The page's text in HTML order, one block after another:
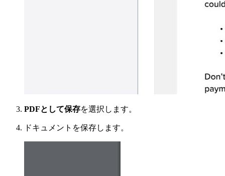
PDFとして保存を選択します。
ドキュメントを保存します。